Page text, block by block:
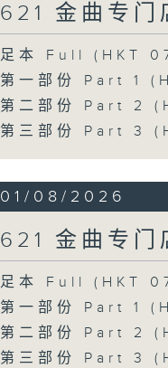
621 金曲专门
足本 Full (HKT
第一部份 Part 1
第二部份 Part 2
第三部份 Part 3
01/08/2026
621 金曲专门
足本 Full (HKT
第一部份 Part 1
第二部份 Part 2
第三部份 Part 3